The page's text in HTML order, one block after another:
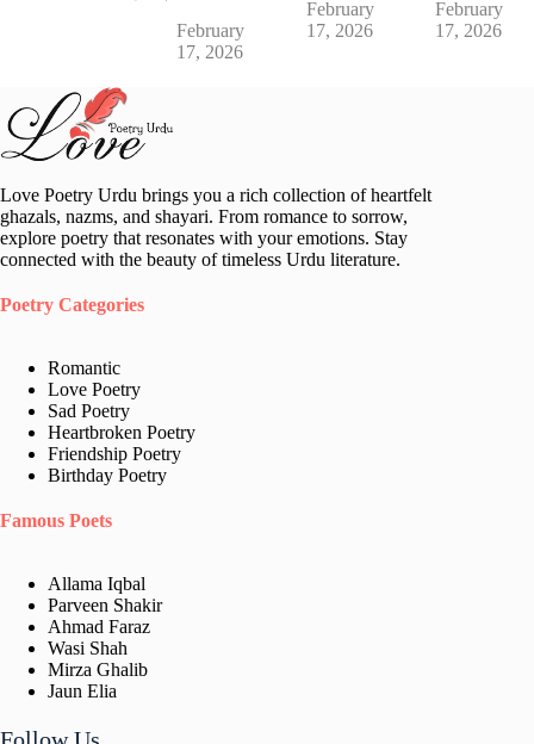
February
17, 2026
February
17, 2026
February
17, 2026
Love Poetry Urdu brings you a rich collection of heartfelt
ghazals, nazms, and shayari. From romance to sorrow,
explore poetry that resonates with your emotions. Stay
connected with the beauty of timeless Urdu literature.
Poetry Categories
Romantic
Love Poetry
Sad Poetry
Heartbroken Poetry
Friendship Poetry
Birthday Poetry
Famous Poets
Allama Iqbal
Parveen Shakir
Ahmad Faraz
Wasi Shah
Mirza Ghalib
Jaun Elia​